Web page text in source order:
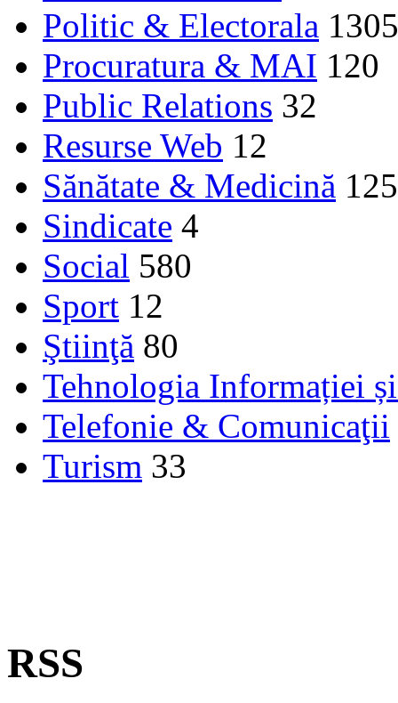
Politic & Electorala 1305
Procuratura & MAI 120
Public Relations 32
Resurse Web 12
Sănătate & Medicină 125
Sindicate 4
Social 580
Sport 12
Ştiinţă 80
Tehnologia Informației
Telefonie & Comunicaţii
Turism 33
RSS